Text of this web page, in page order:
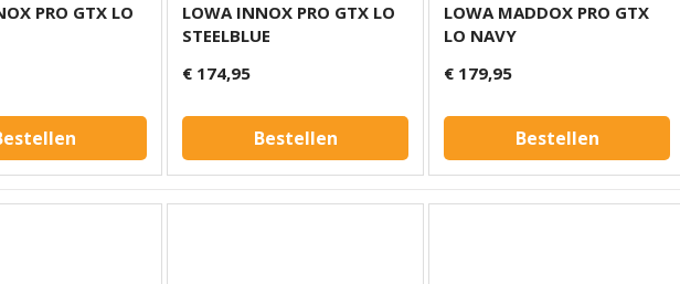
PRO GTX LO
LOWA INNOX PRO GTX LO
STEELBLUE
€ 174,95
Bestellen
LOWA MADDOX PRO GTX
LO NAVY
€ 179,95
Bestellen